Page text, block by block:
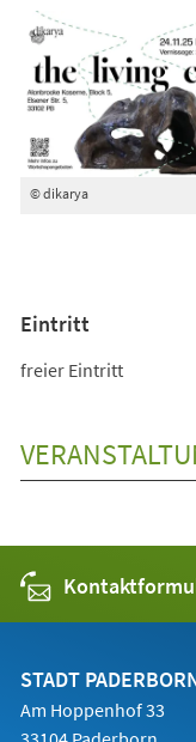
© dikarya
Eintritt
freier Eintritt
STADT
Am Hoppenhof 33